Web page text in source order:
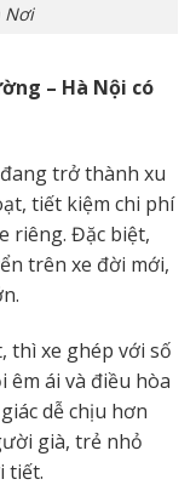
Nơi
– Hà Nội có
trở thành xu
tiết kiệm chi phí
riêng. Đặc biệt,
trên xe đời mới,
thì xe ghép với số
ái và điều hòa
dễ chịu hơn
già, trẻ nhỏ
tiết.